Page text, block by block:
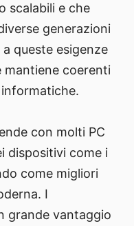
scalabili e che
generazioni
queste esigenze
mantiene coerenti
con molti PC
dispositivi come i
come migliori
I
grande vantaggio